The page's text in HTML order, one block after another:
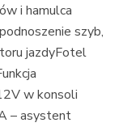
i hamulca
szyb,
jazdyFotel
w konsoli
– asystent